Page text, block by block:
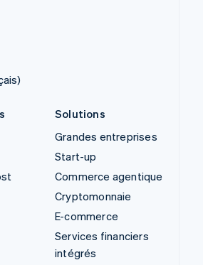
Solutions
Grandes entreprises
Start-up
Commerce agentique
Cryptomonnaie
E-commerce
Services financiers
intégrés